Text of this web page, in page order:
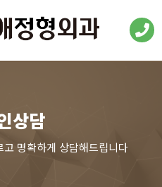
상담
명확하게 상담해드립니다